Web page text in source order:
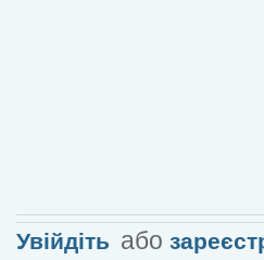
Увійдіть або